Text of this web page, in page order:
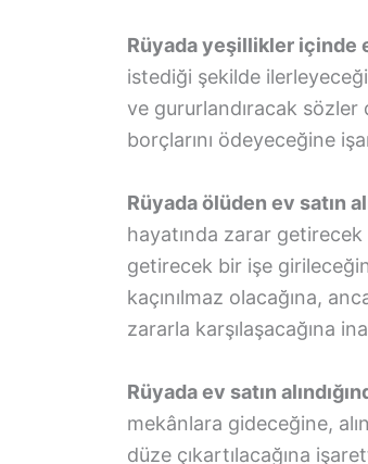
Rüyada yeşillikler içinde
istediği şekilde
ve gururlandıracak sözler
borçlarını ödeyeceğine
Rüyada ölüden ev satın
hayatında zarar getirecek
getirecek bir işe
kaçınılmaz olacağına,
zararla karşılaşacağına
Rüyada ev satın
mekânlara gideceğine,
düze çıkartılacağına